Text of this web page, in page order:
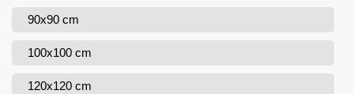
90x90 cm
100x100 cm
120x120 cm